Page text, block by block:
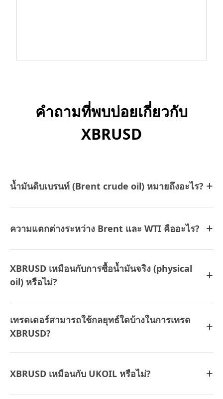
คำถามที่พบบ่อยเกี่ยวกับ
XBRUSD
น้ำมันดิบเบรนท์ (Brent crude oil) หมายถึงอะไร? +
ความแตกต่างระหว่าง Brent และ WTI คืออะไร? +
XBRUSD เหมือนกับการซื้อน้ำมันจริง (physical
oil) หรือไม่?
+
เทรดเดอร์สามารถใช้กลยุทธ์ใดบ้างในการเทรด
XBRUSD?
+
XBRUSD เหมือนกับ UKOIL หรือไม่? +